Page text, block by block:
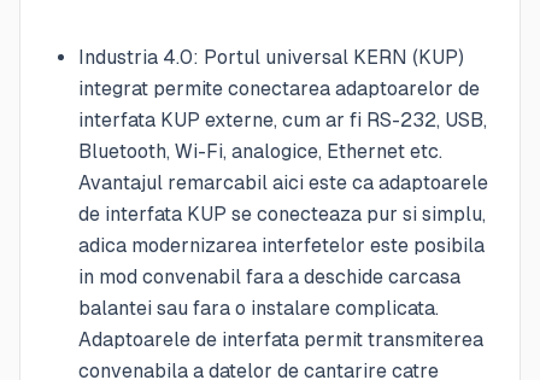
Industria 4.0: Portul universal KERN (KUP)
integrat permite conectarea adaptoarelor de
interfata KUP externe, cum ar fi RS-232, USB,
Bluetooth, Wi-Fi, analogice, Ethernet etc.
Avantajul remarcabil aici este ca adaptoarele
de interfata KUP se conecteaza pur si simplu,
adica modernizarea interfetelor este posibila
in mod convenabil fara a deschide carcasa
balantei sau fara o instalare complicata.
Adaptoarele de interfata permit transmiterea
convenabila a datelor de cantarire catre